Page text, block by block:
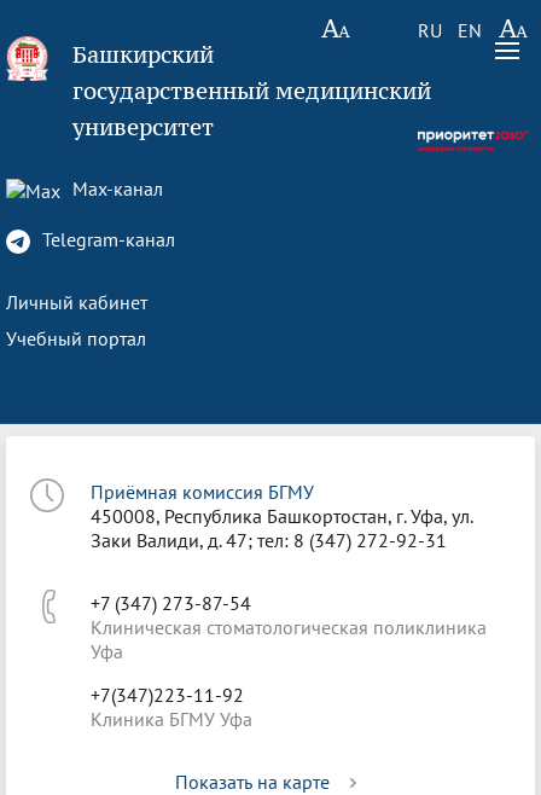
RU EN
Башкирский
государственный медицинский
университет
Max-канал
Telegram-канал
Личный кабинет
Учебный портал
Приёмная комиссия БГМУ
450008, Республика Башкортостан, г. Уфа, ул.
Заки Валиди, д. 47; тел: 8 (347) 272-92-31
+7 (347) 273-87-54
Клиническая стоматологическая поликлиника
Уфа
+7(347)223-11-92
Клиника БГМУ Уфа
Показать на карте